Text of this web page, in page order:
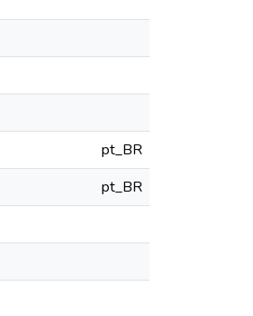
pt_BR
pt_BR